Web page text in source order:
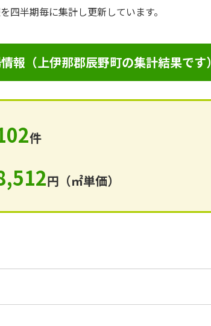
四半期毎に集計し更新しています。
（上伊那郡辰野町の集計結果です）
件
円（㎡単価）